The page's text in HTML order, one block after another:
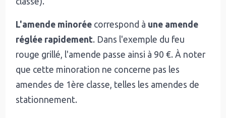
L'amende minorée correspond à une amende
réglée rapidement. Dans l'exemple du feu
rouge grillé, l'amende passe ainsi à 90 €. À noter
que cette minoration ne concerne pas les
amendes de 1ère classe, telles les amendes de
stationnement.